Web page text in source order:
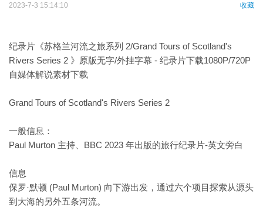
收藏
2023-7-3 15:14:10
纪录片《苏格兰河流之旅系列 2/Grand Tours of Scotland's
Rivers Series 2 》原版无字/外挂字幕 - 纪录片下载1080P/720P
自媒体解说素材下载
Grand Tours of Scotland's Rivers Series 2
一般信息：
Paul Murton 主持、BBC 2023 年出版的旅行纪录片-英文旁白
信息
保罗·默顿 (Paul Murton) 向下游出发，通过六个项目探索从源头
到大海的另外五条河流。